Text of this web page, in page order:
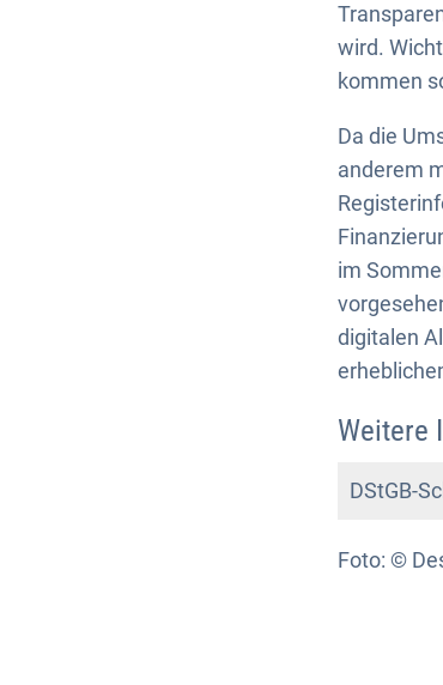
wird.
kommen
Da die
anderem
im
digitalen
Weitere
DStGB-
Foto: ©